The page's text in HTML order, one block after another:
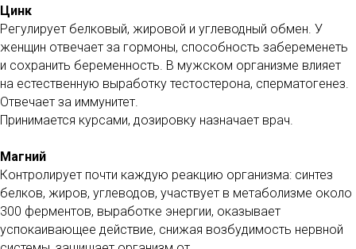
Цинк
Регулирует белковый, жировой и углеводный обмен. У
женщин отвечает за гормоны, способность забеременеть
и сохранить беременность. В мужском организме влияет
на естественную выработку тестостерона, сперматогенез.
Отвечает за иммунитет.
Принимается курсами, дозировку назначает врач.
Магний
Контролирует почти каждую реакцию организма: синтез
белков, жиров, углеводов, участвует в метаболизме около
300 ферментов, выработке энергии, оказывает
успокаивающее действие, снижая возбудимость нервной